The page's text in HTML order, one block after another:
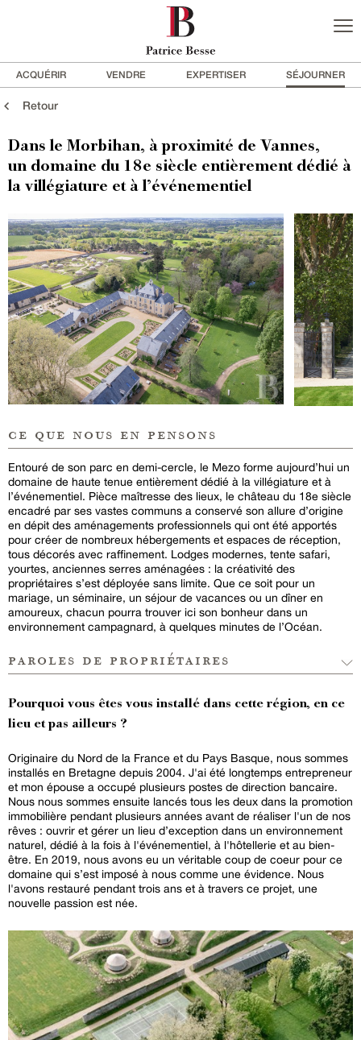
ACQUÉRIR VENDRE EXPERTISER SÉJOURNER
Retour
Dans le Morbihan, à proximité de Vannes,
un domaine du 18e siècle entièrement dédié à
la villégiature et à l’événementiel
ce que nous en pensons
Entouré de son parc en demi-cercle, le Mezo forme aujourd’hui un
domaine de haute tenue entièrement dédié à la villégiature et à
l’événementiel. Pièce maîtresse des lieux, le château du 18e siècle
encadré par ses vastes communs a conservé son allure d’origine
en dépit des aménagements professionnels qui ont été apportés
pour créer de nombreux hébergements et espaces de réception,
tous décorés avec raffinement. Lodges modernes, tente safari,
yourtes, anciennes serres aménagées : la créativité des
propriétaires s’est déployée sans limite. Que ce soit pour un
mariage, un séminaire, un séjour de vacances ou un dîner en
amoureux, chacun pourra trouver ici son bonheur dans un
environnement campagnard, à quelques minutes de l’Océan.
paroles de propriétaires
Pourquoi vous êtes vous installé dans cette région, en ce
lieu et pas ailleurs ?
Originaire du Nord de la France et du Pays Basque, nous sommes
installés en Bretagne depuis 2004. J'ai été longtemps entrepreneur
et mon épouse a occupé plusieurs postes de direction bancaire.
Nous nous sommes ensuite lancés tous les deux dans la promotion
immobilière pendant plusieurs années avant de réaliser l'un de nos
rêves : ouvrir et gérer un lieu d’exception dans un environnement
naturel, dédié à la fois à l'événementiel, à l'hôtellerie et au bien-
être. En 2019, nous avons eu un véritable coup de coeur pour ce
domaine qui s’est imposé à nous comme une évidence. Nous
l'avons restauré pendant trois ans et à travers ce projet, une
nouvelle passion est née.